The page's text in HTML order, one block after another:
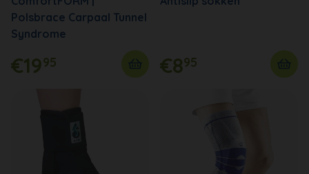
Polsbrace Carpaal Tunnel
Syndrome
€1995 €895